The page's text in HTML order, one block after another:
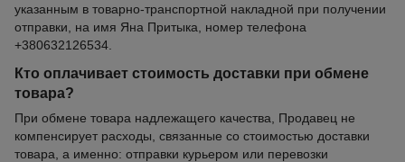
указанным в товарно-транспортной накладной при получении
отправки, на имя Яна Притыка, номер телефона
+380632126534.
Кто оплачивает стоимость доставки при обмене
товара?
При обмене товара надлежащего качества, Продавец не
компенсирует расходы, связанные со стоимостью доставки
товара, а именно: отправки курьером или перевозки